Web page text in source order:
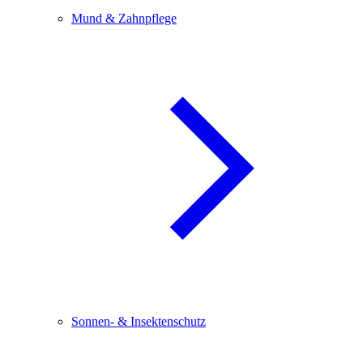
Mund & Zahnpflege
Sonnen- & Insektenschutz